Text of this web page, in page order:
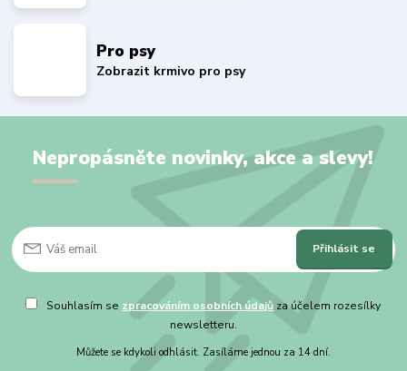
Pro psy
Zobrazit krmivo pro psy
Nepropásněte novinky, akce a slevy!
Přihlásit se
Souhlasím se zpracováním osobních údajů za účelem rozesílky
newsletteru.
Můžete se kdykoli odhlásit. Zasíláme jednou za 14 dní.